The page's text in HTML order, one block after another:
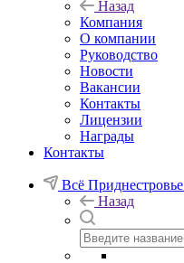
Назад
Компания
О компании
Руководство
Новости
Вакансии
Контакты
Лицензии
Награды
Контакты
Всё Приднестровье
Назад